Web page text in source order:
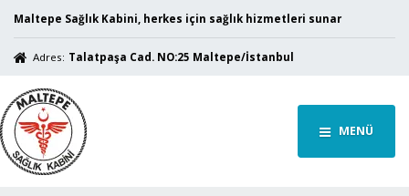
Maltepe Sağlık Kabini, herkes için sağlık hizmetleri sunar
Adres: Talatpaşa Cad. NO:25 Maltepe/İstanbul
MENÜ